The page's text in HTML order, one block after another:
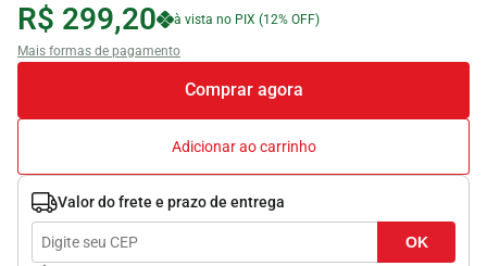
R$ 299,20 à vista no PIX (12% OFF)
Mais formas de pagamento
Adicionar ao carrinho
Comprar agora
Valor do frete e prazo de entrega
OK